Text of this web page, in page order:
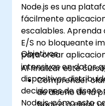
Node.js es una
fácilmente
escalables. Aprenda
E/S no bloqueante
para crear
intensivas en datos
dispositivos
decisiones de
Node.js, cómo esto
Objetivos
Al finalizar este
Comprender
de diseño de la